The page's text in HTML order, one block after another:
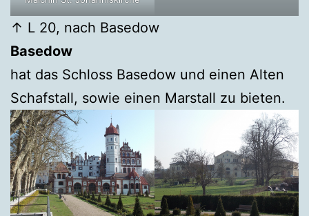
↑ L 20, nach Basedow
Basedow
hat das Schloss Basedow und einen Alten
Schafstall, sowie einen Marstall zu bieten.